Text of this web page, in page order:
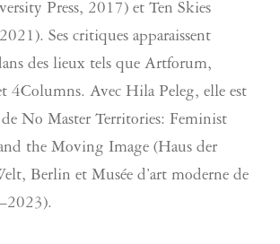
Press, 2017) et Ten Skies
Ses critiques apparaissent
des lieux tels que Artforum,
4Columns. Avec Hila Peleg, elle est
de No Master Territories: Feminist
the Moving Image (Haus der
Berlin et Musée d’art moderne de